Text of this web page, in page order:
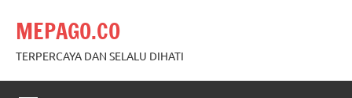
content
MEPAGO.CO
TERPERCAYA DAN SELALU DIHATI